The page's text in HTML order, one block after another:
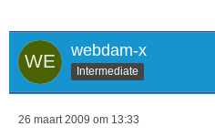
webdam-x
Intermediate
26 maart 2009 om 13:33